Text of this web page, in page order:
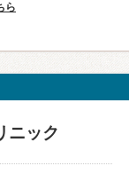
ら
ニック